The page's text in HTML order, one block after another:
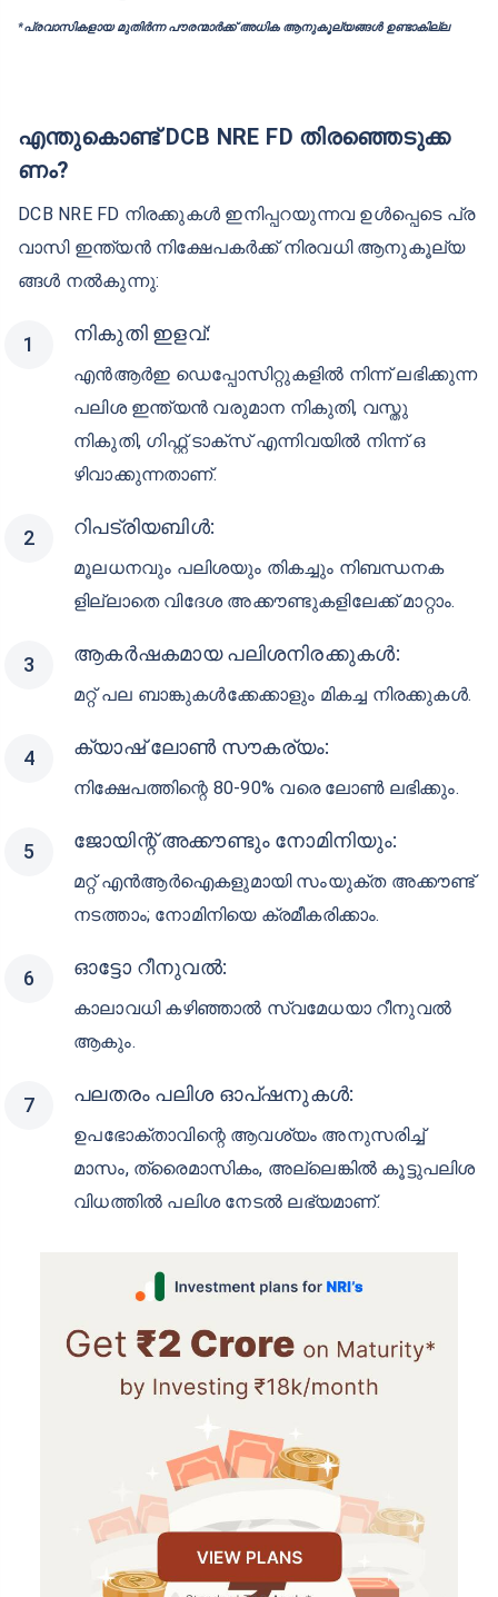
*പ്രവാസികളായ മുതിര്‍ന്ന പൗരന്മാര്‍ക്ക് അധിക ആനുകൂല്യങ്ങള്‍ ഉണ്ടാകില്ല
വാസി ഇന്ത്യൻ നിക്ഷേപകർക്ക് നിരവധി ആനുകൂല്യ
ങ്ങൾ നൽകുന്നു:
നികുതി ഇളവ്:
എന്‍ആര്‍ഇ ഡെപ്പോസിറ്റുകളില്‍ നിന്ന് ലഭിക്കുന്ന
പലിശ ഇന്ത്യന്‍ വരുമാന നികുതി, വസ്തു
നികുതി, ഗിഫ്റ്റ് ടാക്സ് എന്നിവയില്‍ നിന്ന് ഒ
ഴിവാക്കുന്നതാണ്.
മൂലധനവും പലിശയും തികച്ചും നിബന്ധനക
ളില്ലാതെ വിദേശ അക്കൗണ്ടുകളിലേക്ക് മാറ്റാം.
മറ്റ് പല ബാങ്കുകള്‍ക്കേക്കാളും മികച്ച നിരക്കുകള്‍.
ക്യാഷ് ലോണ്‍ സൗകര്യം:
നിക്ഷേപത്തിന്റെ 80-90% വരെ ലോണ്‍ ലഭിക്കും.
മറ്റ് എന്‍ആര്‍ഐകളുമായി സംയുക്ത അക്കൗണ്ട്
നടത്താം; നോമിനിയെ ക്രമീകരിക്കാം.
ഓട്ടോ റീനുവല്‍:
കാലാവധി കഴിഞ്ഞാല്‍ സ്വമേധയാ റീനുവല്‍
പലതരം പലിശ ഓപ്ഷനുകള്‍:
ഉപഭോക്താവിന്റെ ആവശ്യം അനുസരിച്ച്
മാസം, ത്രൈമാസികം, അല്ലെങ്കില്‍ കൂട്ടുപലിശ